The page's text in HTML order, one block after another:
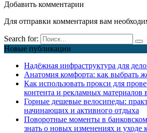
Добавить комментарии
Для отправки комментария вам
Search for:
Новые публикации
Надёжная инфраструктура для
Анатомия комфорта: как выбрать
Как использовать прокси для
контента и рекламных материалов
Горные дешевые велосипеды:
начинающих и активного отдыха
Поворотные моменты в банковском
знать о новых изменениях и уходе